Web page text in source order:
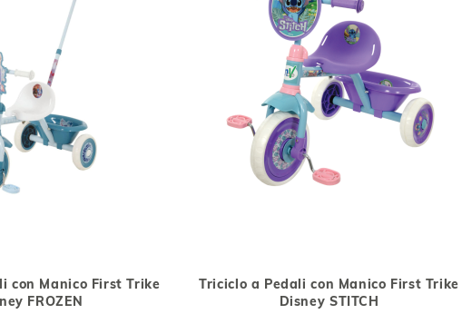
con Manico First Trike
FROZEN
LISTA
CONFRONTO
Triciclo a Pedali con Manico First Trike
Disney STITCH
LISTA
CONFRONTO